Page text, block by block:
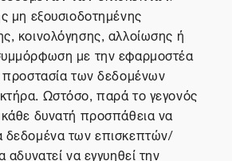
μη εξουσιοδοτημένης
κοινολόγησης, αλλοίωσης ή
με την εφαρμοστέα
προστασία των δεδομένων
Ωστόσο, παρά το γεγονός
δυνατή προσπάθεια να
δεδομένα των επισκεπτών/
να εγγυηθεί την